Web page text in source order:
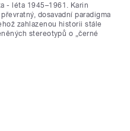
- léta 1945–1961. Karin
dosavadní paradigma
zahlazenou historii stále
stereotypů o „černé